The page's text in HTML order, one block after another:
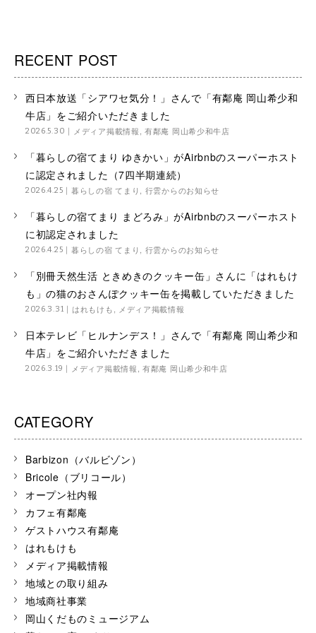
RECENT POST
西日本放送「シアワセ気分！」さんで「有鄰庵 岡山希少和
牛店」をご紹介いただきました
2026.5.30 メディア掲載情報,有鄰庵 岡山希少和牛店
「暮らしの宿てまり ゆきかい」がAirbnbのスーパーホスト
に認定されました（7四半期連続）
2026.4.25 暮らしの宿 てまり , 行雲からのお知らせ
「暮らしの宿てまり まどろみ」がAirbnbのスーパーホスト
に初認定されました
2026.4.25 暮らしの宿 てまり , 行雲からのお知らせ
「別冊天然生活 ときめきのクッキー缶」さんに「はれもけ
も」の猫のおさんぽクッキー缶を掲載していただきました
2026.3.31 はれもけも , メディア掲載情報
日本テレビ「ヒルナンデス！」さんで「有鄰庵 岡山希少和
牛店」をご紹介いただきました
2026.3.19 メディア掲載情報,有鄰庵 岡山希少和牛店
CATEGORY
Barbizon（バルビゾン）
Bricole（ブリコール）
オープン社内報
カフェ有鄰庵
ゲストハウス有鄰庵
はれもけも
メディア掲載情報
地域との取り組み
地域商社事業
岡山くだものミュージアム